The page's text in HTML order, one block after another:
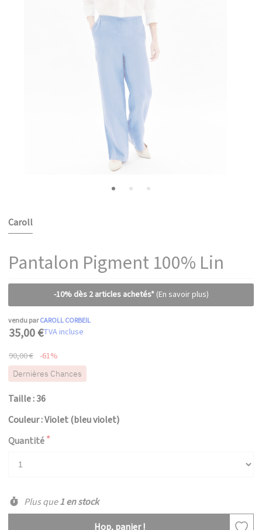
Caroll
Pantalon Pigment 100% Lin
-10% dès 2 articles achetés* (En savoir plus)
vendu parCAROLL CORBEIL
35,00 €TVA incluse
90,00 € -61%
Dernières Chances
Taille : 36
Couleur : Violet (bleu violet)
Quantité
Plus que1 en stock
Hop, panier !